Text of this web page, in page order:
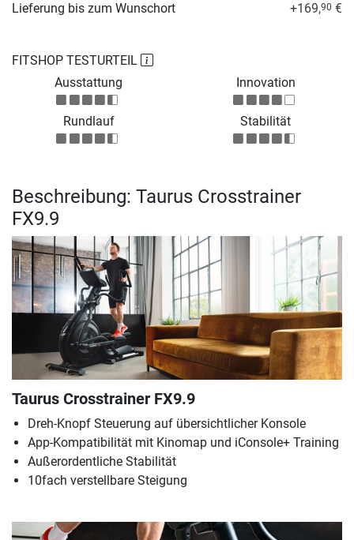
FITSHOP TESTURTEIL
Ausstattung
Innovation
Rundlauf Stabilität
Lieferung bis zum Wunschort
+169,90 €
Beschreibung: Taurus Crosstrainer
FX9.9
Taurus Crosstrainer FX9.9
Dreh-Knopf Steuerung auf übersichtlicher Konsole
App-Kompatibilität mit Kinomap und iConsole+ Training
Außerordentliche Stabilität
10fach verstellbare Steigung